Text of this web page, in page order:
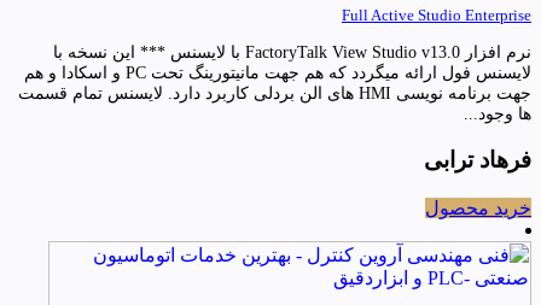
Full Active Studio Enterprise
نرم افزار FactoryTalk View Studio v13.0 با لایسنس *** این نسخه با
لایسنس فول ارائه میگردد که هم جهت مانیتورینگ تحت PC و اسکادا و هم
جهت برنامه نویسی HMI های الن بردلی کاربرد دارد. لایسنس تمام قسمت
ها وجود...
فرهاد ترابی
خرید محصول